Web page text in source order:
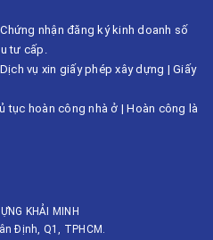
nhận đăng ký kinh doanh số
tư cấp.
Dịch vụ xin giấy phép xây dựng | Giấy
tục hoàn công nhà ở |Hoàn công là
KHẢI MINH
Định, Q1, TPHCM.